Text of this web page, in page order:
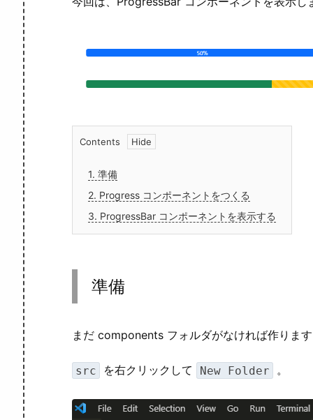
Contents
1. 準備
2. Progress コンポーネントをつくる
3. ProgressBar コンポーネントを表示する
準備
まだ components フォルダがなければ作りま
src を右クリックして New Folder 。